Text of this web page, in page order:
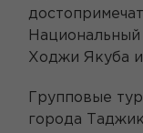
Ходжи Якуба
Групповые
города